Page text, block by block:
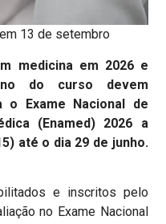
13 de setembro
medicina em 2026 e
do curso devem
o Exame Nacional de
(Enamed) 2026 a
até o dia 29 de junho.
e inscritos pelo
no Exame Nacional